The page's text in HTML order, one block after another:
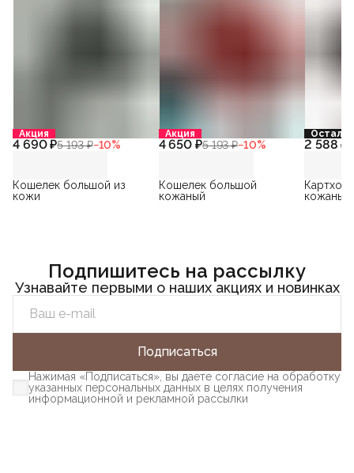
Акция
4 690 ₽5 193 ₽−10%
Кошелек большой из
кожи
Акция
4 650 ₽5 193 ₽−10%
Кошелек большой
кожаный
2 588 ₽
кожаный
Подпишитесь на рассылку
Узнавайте первыми о наших акциях и новинках
Подписаться
Нажимая «Подписаться», вы даете согласие на обработку
указанных персональных данных в целях получения
информационной и рекламной рассылки